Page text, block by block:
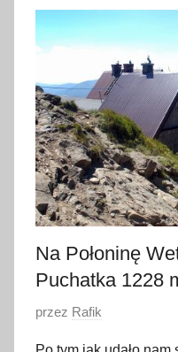
i
e
p
n
i
a
2
0
1
8
Na Połoninę
Puchatka 1228
O
przez Rafik